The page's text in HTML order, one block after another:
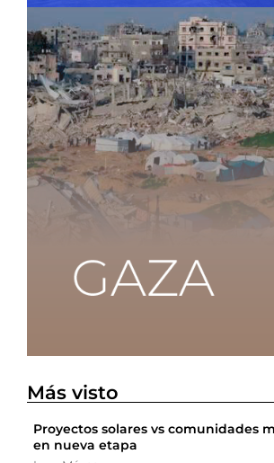
Más visto
Proyectos solares vs comunidades
en nueva etapa